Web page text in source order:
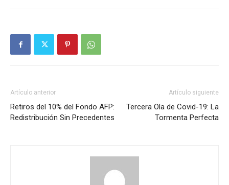
Artículo anterior
Retiros del 10% del Fondo AFP:
Redistribución Sin Precedentes
Artículo siguiente
Tercera Ola de Covid-19: La
Tormenta Perfecta